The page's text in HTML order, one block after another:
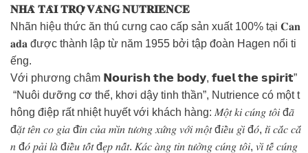
𝐍𝐇𝐀̀ 𝐓𝐀̀𝐈 𝐓𝐑𝐎̛̣ 𝐕𝐀̀𝐍𝐆 𝐍𝐔𝐓𝐑𝐈𝐄𝐍𝐂𝐄
Nhãn hiệu thức ăn thú cưng cao cấp sản xuất 100% tại 𝐂𝐚𝐧
𝐚𝐝𝐚 được thành lập từ năm 1955 bởi tập đoàn Hagen nổi ti
ếng.
Với phương châm 𝗡𝗼𝘂𝗿𝗶𝘀𝗵 𝘁𝗵𝗲 𝗯𝗼𝗱𝘆, 𝗳𝘂𝗲𝗹 𝘁𝗵𝗲 𝘀𝗽𝗶𝗿𝗶𝘁”
“Nuôi dưỡng cơ thể, khơi dậy tinh thần”, Nutrience có một t
hông điệp rất nhiệt huyết với khách hàng: 𝑀𝑜̣̂𝑡 𝑘𝑖 𝑐𝑢́𝑛𝑔 𝑡𝑜̂𝑖 đ𝑎̃
đ𝑎̣̆𝑡 𝑡𝑒̂𝑛 𝑐𝑜 𝑔𝑖𝑎 đ𝑖̀𝑛 𝑐𝑢̉𝑎 𝑚𝑖̀𝑛 𝑡𝑢̛𝑜̛𝑛𝑔 𝑥𝑢̛́𝑛𝑔 𝑣𝑜̛́𝑖 𝑚𝑜̣̂𝑡 đ𝑖𝑒̂̀𝑢 𝑔𝑖̀ đ𝑜́, 𝑡𝑖̀ 𝑐𝑎̆́𝑐 𝑐𝑎̆́
𝑛 đ𝑜́ 𝑝𝑎̉𝑖 𝑙𝑎̀ đ𝑖𝑒̂̀𝑢 𝑡𝑜̂́𝑡 đ𝑒̣𝑝 𝑛𝑎̂́𝑡. 𝐾𝑎́𝑐 𝑎̀𝑛𝑔 𝑡𝑖𝑛 𝑡𝑢̛𝑜̛̉𝑛𝑔 𝑐𝑢́𝑛𝑔 𝑡𝑜̂𝑖, 𝑣𝑖̀ 𝑡𝑒̂́ 𝑐𝑢́𝑛𝑔